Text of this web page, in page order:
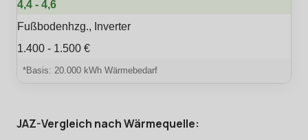
4,4 - 4,6
Fußbodenhzg., Inverter
1.400 - 1.500 €
*Basis: 20.000 kWh Wärmebedarf
JAZ-Vergleich nach Wärmequelle: